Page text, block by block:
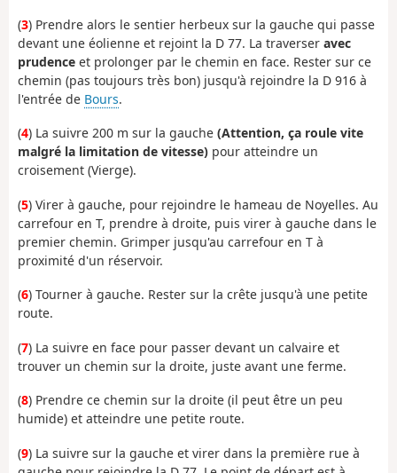
(3) Prendre alors le sentier herbeux sur la gauche qui passe
devant une éolienne et rejoint la D 77. La traverser avec
prudence et prolonger par le chemin en face. Rester sur ce
chemin (pas toujours très bon) jusqu'à rejoindre la D 916 à
l'entrée de Bours.
(4) La suivre 200 m sur la gauche (Attention, ça roule vite
malgré la limitation de vitesse) pour atteindre un
croisement (Vierge).
(5) Virer à gauche, pour rejoindre le hameau de Noyelles. Au
carrefour en T, prendre à droite, puis virer à gauche dans le
premier chemin. Grimper jusqu'au carrefour en T à
proximité d'un réservoir.
(6) Tourner à gauche. Rester sur la crête jusqu'à une petite
route.
(7) La suivre en face pour passer devant un calvaire et
trouver un chemin sur la droite, juste avant une ferme.
(8) Prendre ce chemin sur la droite (il peut être un peu
humide) et atteindre une petite route.
(9) La suivre sur la gauche et virer dans la première rue à